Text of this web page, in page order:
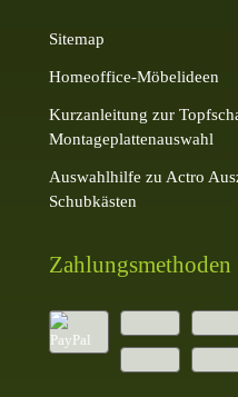
Sitemap
Homeoffice-Möbelideen
Kurzanleitung zur
Montageplattenauswahl
Auswahlhilfe zu Actro
Schubkästen
Zahlungsmethoden